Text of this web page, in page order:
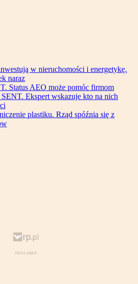
w nieruchomości i energetykę.
naraz
Status AEO może pomóc firmom
Ekspert wskazuje kto na nich
plastiku. Rząd spóźnia się z